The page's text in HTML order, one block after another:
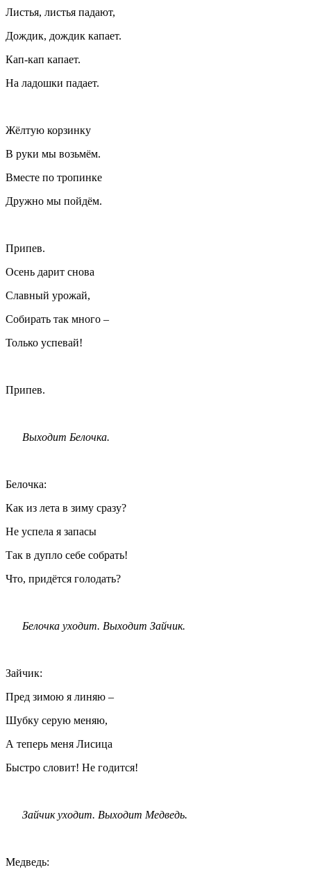
Листья, листья падают,
Дождик, дождик капает.
Кап-кап капает.
На ладошки падает.
Жёлтую корзинку
В руки мы возьмём.
Вместе по тропинке
Дружно мы пойдём.
Припев.
Осень дарит снова
Славный урожай,
Собирать так много –
Только успевай!
Припев.
Выходит Белочка.
Белочка:
Как из лета в зиму сразу?
Не успела я запасы
Так в дупло себе собрать!
Что, придётся голодать?
Белочка уходит. Выходит Зайчик.
Зайчик:
Пред зимою я линяю –
Шубку серую меняю,
А теперь меня Лисица
Быстро словит! Не годится!
Зайчик уходит. Выходит Медведь.
Медведь: